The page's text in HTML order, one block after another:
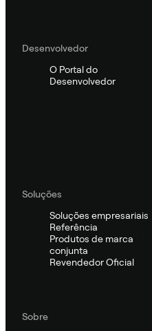
Desenvolvedor
O Portal do
Desenvolvedor
Soluções
Soluções empresariais
Referência
Produtos de marca
conjunta
Revendedor Oficial
Sobre